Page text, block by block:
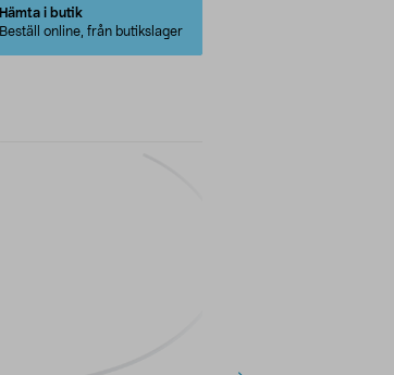
Hämta i butik
Beställ online, från butikslager